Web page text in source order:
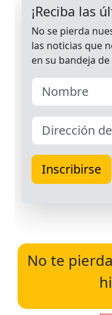
No te